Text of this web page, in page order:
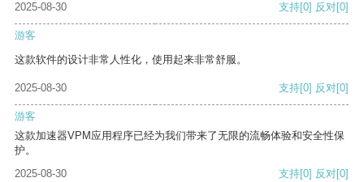
2025-08-30 支持[0] 反对[0]
游客
这款软件的设计非常人性化，使用起来非常舒服。
2025-08-30 支持[0] 反对[0]
游客
这款加速器VPM应用程序已经为我们带来了无限的流畅体验和安全性保
护。
2025-08-30
支持[0] 反对[0]